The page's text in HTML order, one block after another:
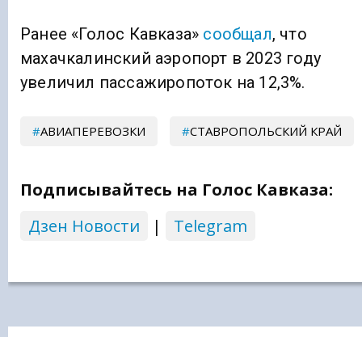
Ранее «Голос Кавказа» сообщал, что
махачкалинский аэропорт в 2023 году
увеличил пассажиропоток на 12,3%.
АВИАПЕРЕВОЗКИ СТАВРОПОЛЬСКИЙ КРАЙ
Подписывайтесь на Голос Кавказа:
Дзен Новости
| Telegram